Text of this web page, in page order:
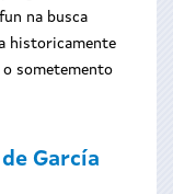
na busca
historicamente
sometemento
García